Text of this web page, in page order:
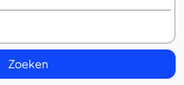
Zoeken